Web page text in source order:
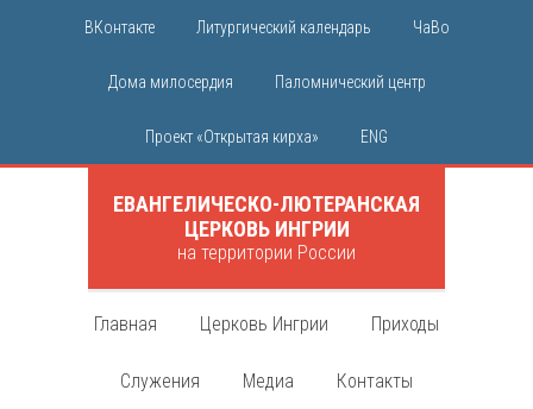
ВКонтакте Литургический календарь ЧаВо
Дома милосердия Паломнический центр
Проект «Открытая кирха» ENG
ЕВАНГЕЛИЧЕСКО-ЛЮТЕРАНСКАЯ
ЦЕРКОВЬ ИНГРИИ
на территории России
Главная Церковь Ингрии Приходы
Служения Медиа Контакты